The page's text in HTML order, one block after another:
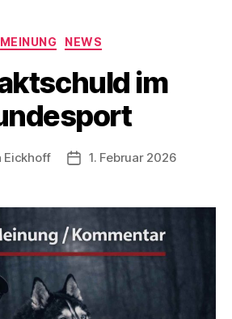
Kategorien
MEINUNG NEWS
im
Eickhoff Veröffentlichungsdatum
1. Februar 2026